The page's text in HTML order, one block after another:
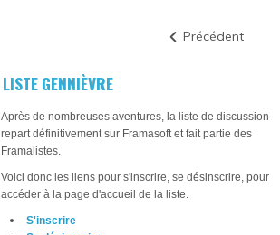
Précédent
LISTE GENNIÈVRE
Après de nombreuses aventures, la liste de discussion
repart définitivement sur Framasoft et fait partie des
Framalistes.
Voici donc les liens pour s'inscrire, se désinscrire, pour
accéder à la page d'accueil de la liste.
S'inscrire